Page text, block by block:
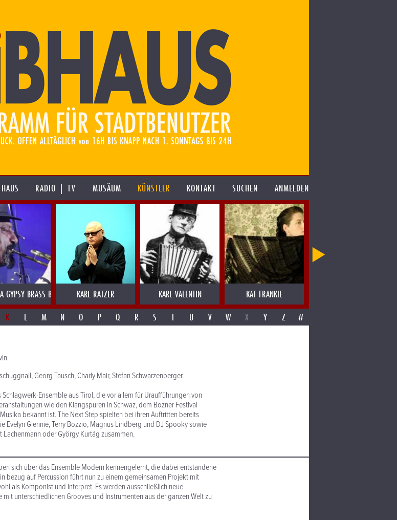
RADIO | TV MUSÄUM KÜNSTLER KONTAKT SUCHEN ANMELDEN
GYPSY BRASS BULGARIENKARL RATZER KARL VALENTIN KAT FRANKIE
K L M N O P Q R S T U V W X Y Z #
Georg Tausch, Charly Mair, Stefan Schwarzenberger.
Ensemble aus Tirol, die vor allem für Uraufführungen von
wie den Klangspuren in Schwaz, dem Bozner Festival
bekannt ist. The Next Step spielten bei ihren Auftritten bereits
Evelyn Glennie, Terry Bozzio, Magnus Lindberg und DJ Spooky sowie
oder György Kurtág zusammen.
sich über das Ensemble Modern kennengelernt, die dabei entstandene
bezug auf Percussion führt nun zu einem gemeinsamen Projekt mit
als Komponist und Interpret. Es werden ausschließlich neue
unterschiedlichen Grooves und Instrumenten aus der ganzen Welt zu